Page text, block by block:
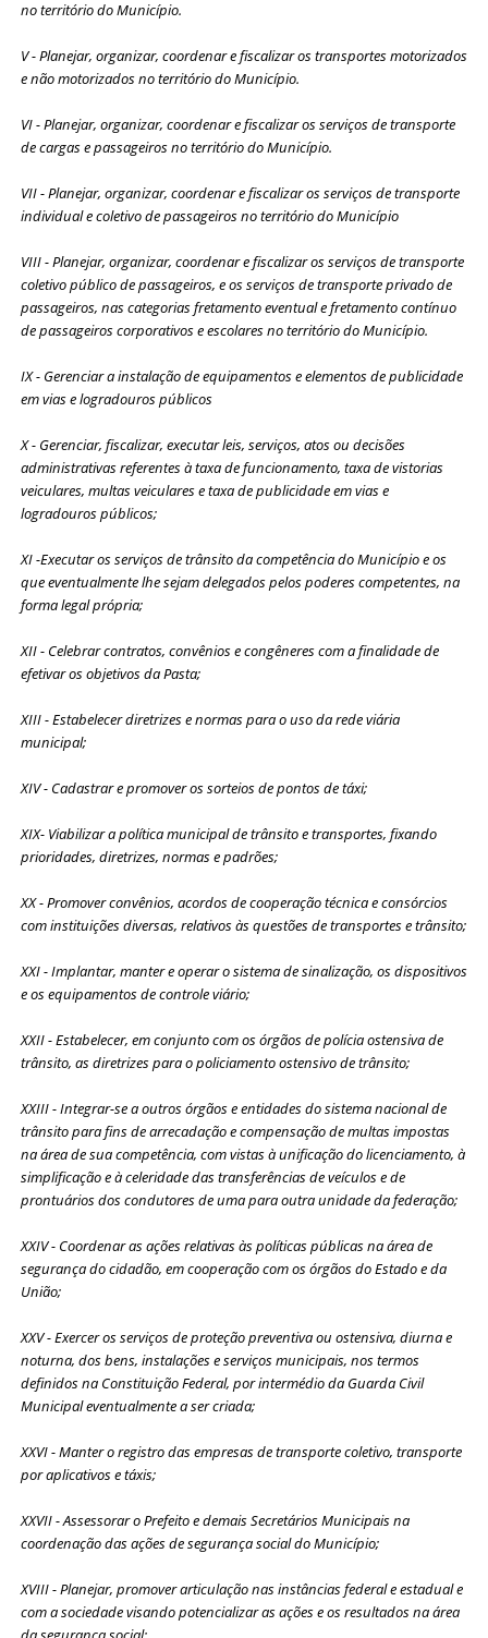
no território do Município.
V - Planejar, organizar, coordenar e fiscalizar os transportes motorizados
e não motorizados no território do Município.
VI - Planejar, organizar, coordenar e fiscalizar os serviços de transporte
de cargas e passageiros no território do Município.
VII - Planejar, organizar, coordenar e fiscalizar os serviços de transporte
individual e coletivo de passageiros no território do Município
VIII - Planejar, organizar, coordenar e fiscalizar os serviços de transporte
coletivo público de passageiros, e os serviços de transporte privado de
passageiros, nas categorias fretamento eventual e fretamento contínuo
de passageiros corporativos e escolares no território do Município.
IX - Gerenciar a instalação de equipamentos e elementos de publicidade
em vias e logradouros públicos
X - Gerenciar, fiscalizar, executar leis, serviços, atos ou decisões
administrativas referentes à taxa de funcionamento, taxa de vistorias
veiculares, multas veiculares e taxa de publicidade em vias e
logradouros públicos;
XI -Executar os serviços de trânsito da competência do Município e os
que eventualmente lhe sejam delegados pelos poderes competentes, na
forma legal própria;
XII - Celebrar contratos, convênios e congêneres com a finalidade de
efetivar os objetivos da Pasta;
XIII - Estabelecer diretrizes e normas para o uso da rede viária
municipal;
XIV - Cadastrar e promover os sorteios de pontos de táxi;
XIX- Viabilizar a política municipal de trânsito e transportes, fixando
prioridades, diretrizes, normas e padrões;
XX - Promover convênios, acordos de cooperação técnica e consórcios
com instituições diversas, relativos às questões de transportes e trânsito;
XXI - Implantar, manter e operar o sistema de sinalização, os dispositivos
e os equipamentos de controle viário;
XXII - Estabelecer, em conjunto com os órgãos de polícia ostensiva de
trânsito, as diretrizes para o policiamento ostensivo de trânsito;
XXIII - Integrar-se a outros órgãos e entidades do sistema nacional de
trânsito para fins de arrecadação e compensação de multas impostas
na área de sua competência, com vistas à unificação do licenciamento, à
simplificação e à celeridade das transferências de veículos e de
prontuários dos condutores de uma para outra unidade da federação;
XXIV - Coordenar as ações relativas às políticas públicas na área de
segurança do cidadão, em cooperação com os órgãos do Estado e da
União;
XXV - Exercer os serviços de proteção preventiva ou ostensiva, diurna e
noturna, dos bens, instalações e serviços municipais, nos termos
definidos na Constituição Federal, por intermédio da Guarda Civil
Municipal eventualmente a ser criada;
XXVI - Manter o registro das empresas de transporte coletivo, transporte
por aplicativos e táxis;
XXVII - Assessorar o Prefeito e demais Secretários Municipais na
coordenação das ações de segurança social do Município;
XVIII - Planejar, promover articulação nas instâncias federal e estadual e
com a sociedade visando potencializar as ações e os resultados na área